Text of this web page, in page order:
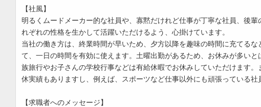
【社風】
明るくムードメーカー的な社員や、寡黙だけれど仕事が丁寧な社員、後
れぞれの性格を生かして活躍いただけるよう、心掛けています。
当社の働き方は、終業時間が早いため、夕方以降を趣味の時間に充てるな
て、一日の時間を有効に使えます。土曜出勤があるため、お休みが多い
族旅行やお子さんの学校行事などは有給休暇でお休みしていただけます
休実績もありますし、例えば、スポーツなど仕事以外にも頑張っている社
【求職者へのメッセージ】